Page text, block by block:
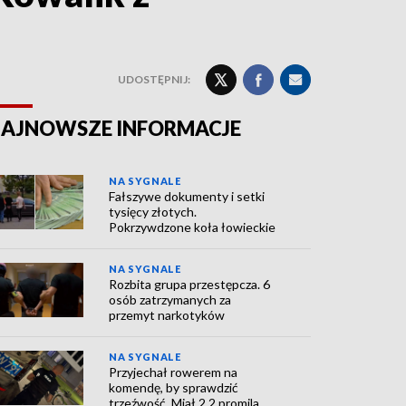
UDOSTĘPNIJ:
INFORMACJE
NA SYGNALE
Fałszywe dokumenty i setki
tysięcy złotych.
Pokrzywdzone koła łowieckie
NA SYGNALE
Rozbita grupa przestępcza. 6
osób zatrzymanych za
przemyt narkotyków
NA SYGNALE
Przyjechał rowerem na
komendę, by sprawdzić
trzeźwość. Miał 2,2 promila